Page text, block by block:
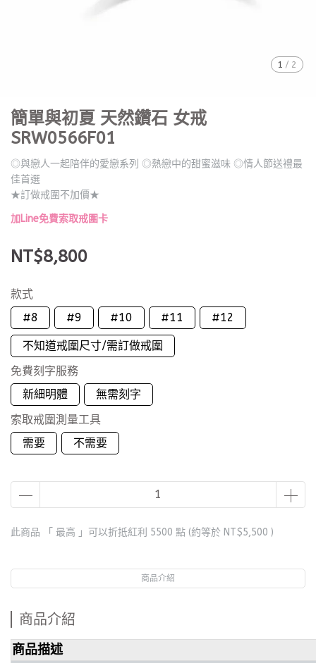
1 / 2
簡單與初夏 天然鑽石 女戒
SRW0566F01
◎與戀人一起陪伴的愛戀系列 ◎熱戀中的甜蜜滋味 ◎情人節送禮最
佳首選
★訂做戒圍不加價★
加Line免費索取戒圍卡
NT$8,800
款式
#8
#9 #10 #11 #12
不知道戒圍尺寸/需訂做戒圍
免費刻字服務
新細明體
無需刻字
索取戒圍測量工具
需要
不需要
此商品 「 最高 」可以折抵紅利 5500 點 (約等於 NT$5,500 )
商品介紹
商品介紹
商品描述